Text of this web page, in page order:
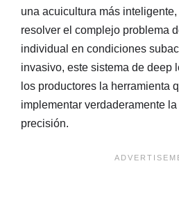
una acuicultura más inteligente,
resolver el complejo problema
individual en condiciones
invasivo, este sistema de deep
los productores la herramienta
implementar verdaderamente
precisión.